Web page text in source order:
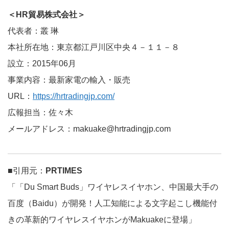
＜HR貿易株式会社＞
代表者：叢 琳
本社所在地：東京都江戸川区中央４－１１－８
設立：2015年06月
事業内容：最新家電の輸入・販売
URL： https://hrtradingjp.com/
広報担当：佐々木
メールアドレス：makuake@hrtradingjp.com
■引用元： PRTIMES
「「Du Smart Buds」ワイヤレスイヤホン、中国最大手の
百度（Baidu）が開発！人工知能による文字起こし機能付
きの革新的ワイヤレスイヤホンがMakuakeに登場」